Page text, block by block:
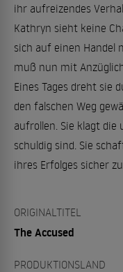
ihr aufreizendes
Kathryn sieht keine
sich auf einen Handel
muß nun mit
Eines Tages dreht sie
den falschen Weg
aufrollen. Sie klagt die
schuldig sind. Sie
ihres Erfolges sicher zu
ORIGINALTITEL
The Accused
PRODUKTIONSLAND